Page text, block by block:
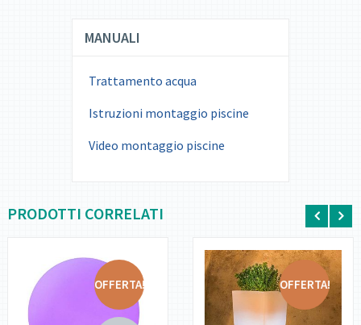
MANUALI
Trattamento acqua
Istruzioni montaggio piscine
Video montaggio piscine
PRODOTTI CORRELATI
OFFERTA! OFFERTA!
DETTAGLI